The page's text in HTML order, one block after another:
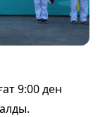
9:00 ден